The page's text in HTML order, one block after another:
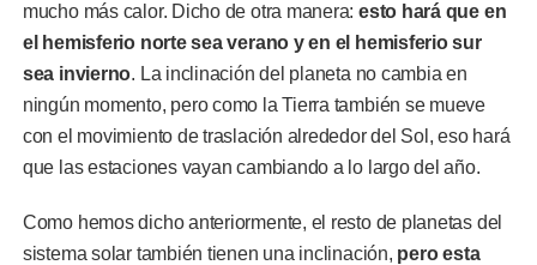
mucho más calor. Dicho de otra manera: esto hará que en
el hemisferio norte sea verano y en el hemisferio sur
sea invierno. La inclinación del planeta no cambia en
ningún momento, pero como la Tierra también se mueve
con el movimiento de traslación alrededor del Sol, eso hará
que las estaciones vayan cambiando a lo largo del año.
Como hemos dicho anteriormente, el resto de planetas del
sistema solar también tienen una inclinación, pero esta